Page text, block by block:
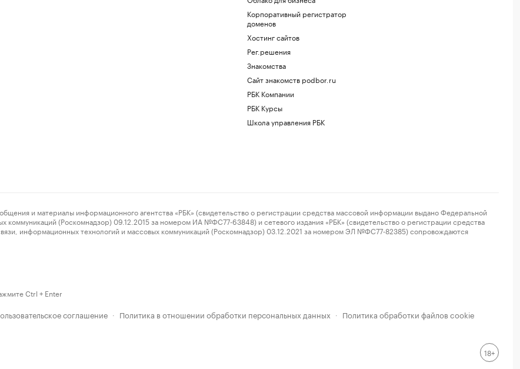
Корпоративный регистратор
доменов
Хостинг сайтов
Рег.решения
Знакомства
Сайт знакомств podbor.ru
РБК Компании
РБК Курсы
Школа управления РБК
и материалы информационного агентства «РБК» (свидетельство о регистрации средства массовой информации выдано Федеральной
(Роскомнадзор) 09.12.2015 за номером ИА №ФС77-63848) и сетевого издания «РБК» (свидетельство о регистрации средства
информационных технологий и массовых коммуникаций (Роскомнадзор) 03.12.2021 за номером ЭЛ №ФС77-82385) сопровождаются
Ctrl + Enter
соглашение · Политика в отношении обработки персональных данных · Политика обработки файлов cookie
18+